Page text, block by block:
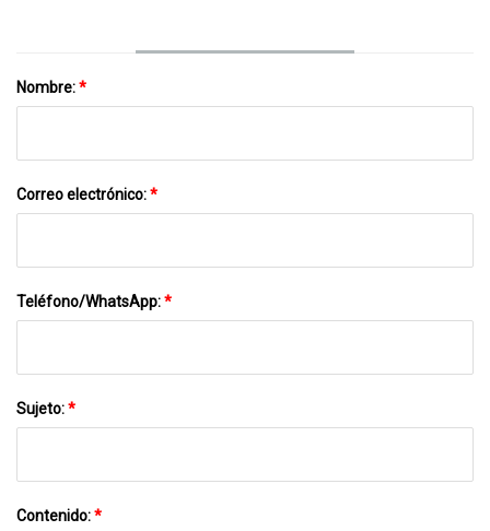
Nombre:*
Correo electrónico:*
Teléfono/WhatsApp:*
Sujeto:*
Contenido:*